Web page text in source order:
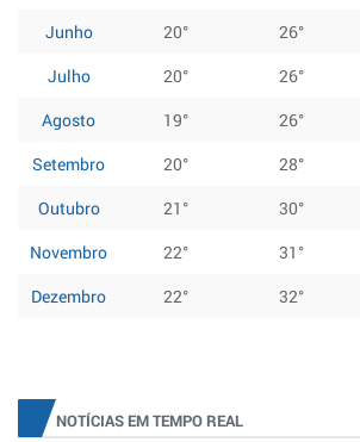
Junho
20° 26°
Julho
20° 26°
Agosto
19° 26°
Setembro
20° 28°
Outubro
21° 30°
Novembro
22° 31°
Dezembro
22° 32°
NOTÍCIAS EM TEMPO REAL